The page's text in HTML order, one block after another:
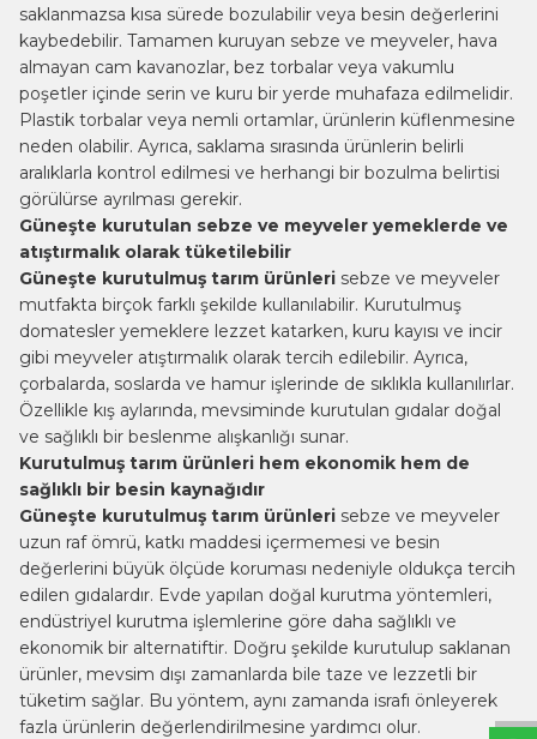
W
h
t
s
a
p
p
B
i
l
g
H
a
t
saklanmazsa kısa sürede bozulabilir veya besin değerlerini
kaybedebilir. Tamamen kuruyan sebze ve meyveler, hava
almayan cam kavanozlar, bez torbalar veya vakumlu
poşetler içinde serin ve kuru bir yerde muhafaza edilmelidir.
Plastik torbalar veya nemli ortamlar, ürünlerin küflenmesine
neden olabilir. Ayrıca, saklama sırasında ürünlerin belirli
aralıklarla kontrol edilmesi ve herhangi bir bozulma belirtisi
görülürse ayrılması gerekir.
Güneşte kurutulan sebze ve meyveler yemeklerde ve
atıştırmalık olarak tüketilebilir
Güneşte kurutulmuş tarım ürünleri sebze ve meyveler
mutfakta birçok farklı şekilde kullanılabilir. Kurutulmuş
domatesler yemeklere lezzet katarken, kuru kayısı ve incir
gibi meyveler atıştırmalık olarak tercih edilebilir. Ayrıca,
çorbalarda, soslarda ve hamur işlerinde de sıklıkla kullanılırlar.
Özellikle kış aylarında, mevsiminde kurutulan gıdalar doğal
ve sağlıklı bir beslenme alışkanlığı sunar.
Kurutulmuş tarım ürünleri hem ekonomik hem de
sağlıklı bir besin kaynağıdır
Güneşte kurutulmuş tarım ürünleri sebze ve meyveler
uzun raf ömrü, katkı maddesi içermemesi ve besin
değerlerini büyük ölçüde koruması nedeniyle oldukça tercih
edilen gıdalardır. Evde yapılan doğal kurutma yöntemleri,
endüstriyel kurutma işlemlerine göre daha sağlıklı ve
ekonomik bir alternatiftir. Doğru şekilde kurutulup saklanan
ürünler, mevsim dışı zamanlarda bile taze ve lezzetli bir
tüketim sağlar. Bu yöntem, aynı zamanda israfı önleyerek
fazla ürünlerin değerlendirilmesine yardımcı olur.